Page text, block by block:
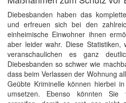
Diebesbanden haben das
und erfreuen sich bei den
einheimische Einwohner ihnen
aber leider wahr. Diese Statistiken,
veranschaulichen es ganz
Diebesbanden so schwer wie
dass beim Verlassen der Wohnung
Geübte Kriminelle können hierbei
umsetzen. Ebenso könnten Sie